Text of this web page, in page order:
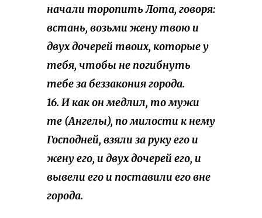
начали торопить Лота, говоря:
встань, возьми жену твою и
двух дочерей твоих, которые у
тебя, чтобы не погибнуть
тебе за беззакония города.
16. И как он медлил, то мужи
те (Ангелы), по милости к нему
Господней, взяли за руку его и
жену его, и двух дочерей его, и
вывели его и поставили его вне
города.